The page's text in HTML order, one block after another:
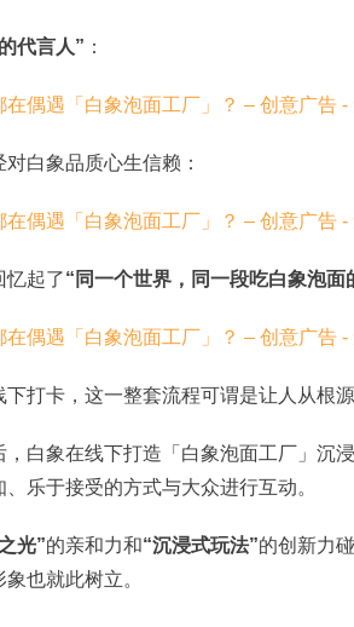
代言人” ：
白象品质心生信赖：
忆起了“同一个世界，同一段吃白象泡面
打卡，这一整套流程可谓是让人从根源
白象在线下打造「白象泡面工厂」沉
乐于接受的方式与大众进行互动。
光”的亲和力和“沉浸式玩法”的创新力
也就此树立。